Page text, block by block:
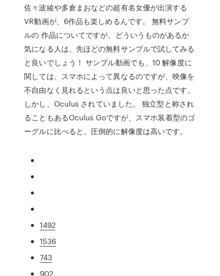
佐々波綾や多倉まおなどの超有名女優が出演する
VR動画が、6作品も楽しめるんです。 無料サンプ
ルの 作品についてですが、どういうものがあるか
気になる人は、先ほどの無料サンプルで試してみる
と良いでしょう！ サンプル動画でも、10 解像度に
関しては、スマホによって異なるのですが、映像を
不自由なく見れるという点は良いと思った点です。
しかし、Oculus されていました。 独立型と称され
ることもあるOculus Goですが、スマホ装着型のゴ
ーグルに比べると、圧倒的に解像度は高いです。
1492
1536
743
902